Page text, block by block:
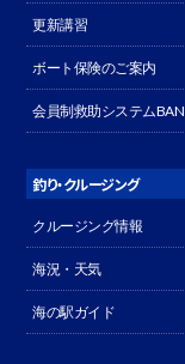
更新講習
ボート保険のご案内
会員制救助システムBAN
釣り・クルージング
クルージング情報
海況・天気
海の駅ガイド